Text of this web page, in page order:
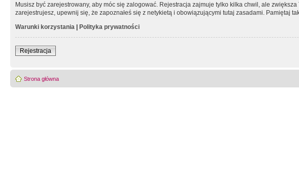
Musisz być zarejestrowany, aby móc się zalogować. Rejestracja zajmuje tylko kilka chwil, ale
zarejestrujesz, upewnij się, że zapoznałeś się z netykietą i obowiązującymi tutaj zasadami. Pamiętaj
Warunki korzystania | Polityka prywatności
Rejestracja
Strona główna